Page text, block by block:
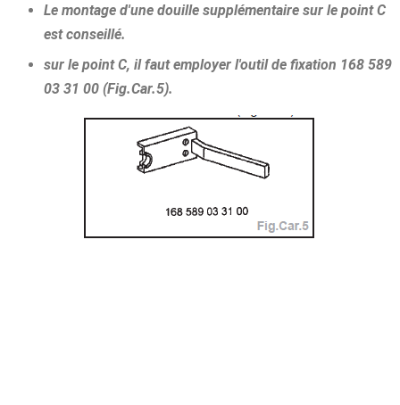
Le montage d'une douille supplémentaire sur le point C
est conseillé.
sur le point C, il faut employer l'outil de fixation 168 589
03 31 00 (Fig.Car.5).